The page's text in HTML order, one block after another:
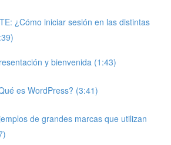
¿Cómo iniciar sesión en las distintas
y bienvenida (1:43)
es WordPress? (3:41)
de grandes marcas que utilizan